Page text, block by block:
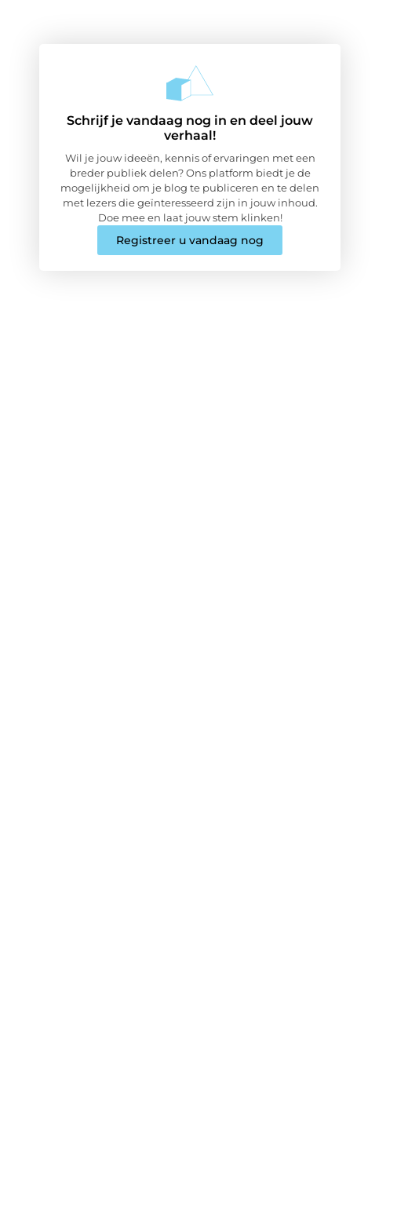
Schrijf je vandaag nog in en deel jouw
verhaal!
Wil je jouw ideeën, kennis of ervaringen met een
breder publiek delen? Ons platform biedt je de
mogelijkheid om je blog te publiceren en te delen
met lezers die geïnteresseerd zijn in jouw inhoud.
Doe mee en laat jouw stem klinken!
Registreer u vandaag nog